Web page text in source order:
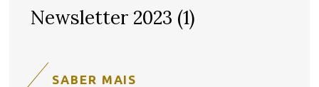
Newsletter 2023 (1)
SABER MAIS